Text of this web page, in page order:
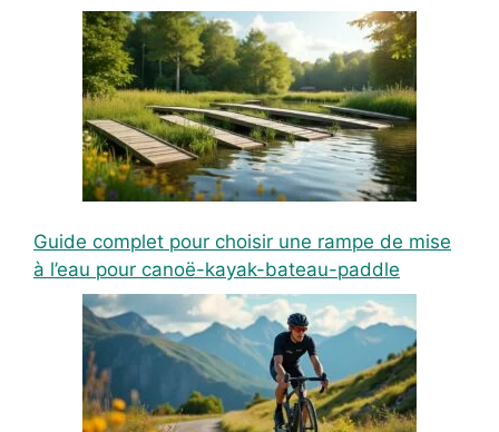
Guide complet pour choisir une rampe de mise
à l’eau pour canoë-kayak-bateau-paddle